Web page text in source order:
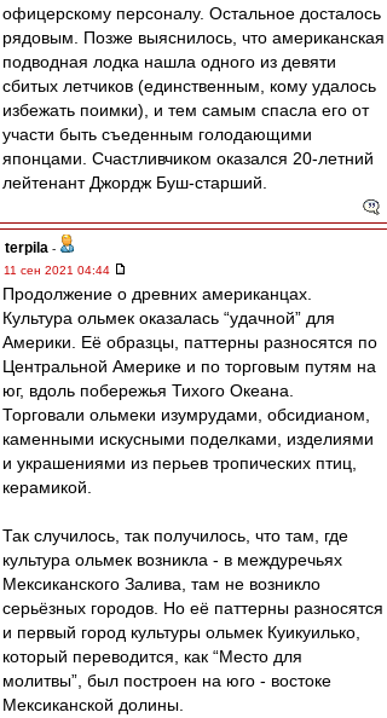
офицерскому персоналу. Остальное досталось
рядовым. Позже выяснилось, что американская
подводная лодка нашла одного из девяти
сбитых летчиков (единственным, кому удалось
избежать поимки), и тем самым спасла его от
участи быть съеденным голодающими
японцами. Счастливчиком оказался 20-летний
лейтенант Джордж Буш-старший.
terpila -
11 сен 2021 04:44
Продолжение о древних американцах.
Культура ольмек оказалась “удачной” для
Америки. Её образцы, паттерны разносятся по
Центральной Америке и по торговым путям на
юг, вдоль побережья Тихого Океана.
Торговали ольмеки изумрудами, обсидианом,
каменными искусными поделками, изделиями
и украшениями из перьев тропических птиц,
керамикой.
Так случилось, так получилось, что там, где
культура ольмек возникла - в междуречьях
Мексиканского Залива, там не возникло
серьёзных городов. Но её паттерны разносятся
и первый город культуры ольмек Куикуилько,
который переводится, как “Место для
молитвы”, был построен на юго - востоке
Мексиканской долины.